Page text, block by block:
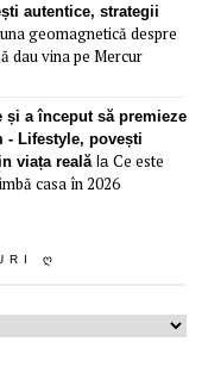
autentice, strategii
geomagnetică despre
dau vina pe Mercur
și a început să premieze
- Lifestyle, povești
viața realăla Ce este
casa în 2026
Ღ